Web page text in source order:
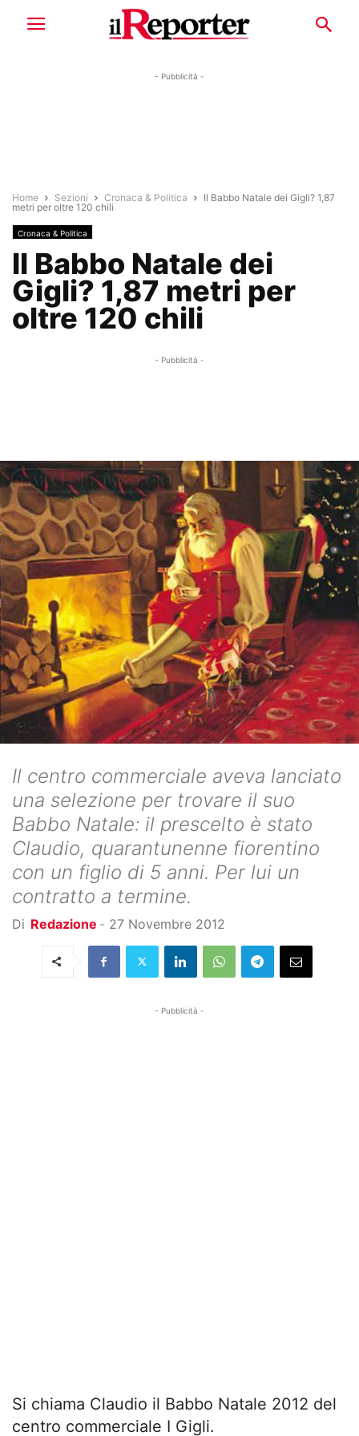
- Pubblicità -
Home Sezioni Cronaca & Politica
Il Babbo Natale dei Gigli? 1,87
metri per oltre 120 chili
Cronaca & Politica
Il Babbo Natale dei
Gigli? 1,87 metri per
oltre 120 chili
- Pubblicità -
Il centro commerciale aveva lanciato
una selezione per trovare il suo
Babbo Natale: il prescelto è stato
Claudio, quarantunenne fiorentino
con un figlio di 5 anni. Per lui un
contratto a termine.
Di Redazione - 27 Novembre 2012
- Pubblicità -
Si chiama Claudio il Babbo Natale 2012 del
centro commerciale I Gigli.